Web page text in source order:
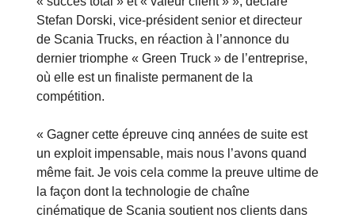
Stefan Dorski, vice-président senior et directeur
de Scania Trucks, en réaction à l’annonce du
dernier triomphe « Green Truck » de l’entreprise,
où elle est un finaliste permanent de la
compétition.
« Gagner cette épreuve cinq années de suite est
un exploit impensable, mais nous l’avons quand
même fait. Je vois cela comme la preuve ultime de
la façon dont la technologie de chaîne
cinématique de Scania soutient nos clients dans